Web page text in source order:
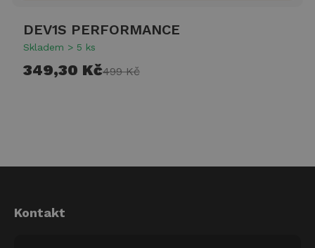
DEV1S PERFORMANCE
Skladem > 5 ks
349,30 Kč499 Kč
Kontakt